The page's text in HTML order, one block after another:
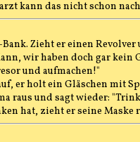
kann das nicht schon
Zieht er einen
wir haben doch gar
und aufmachen!"
er holt ein Gläschen mit
raus und sagt wieder:
hat, zieht er seine Maske